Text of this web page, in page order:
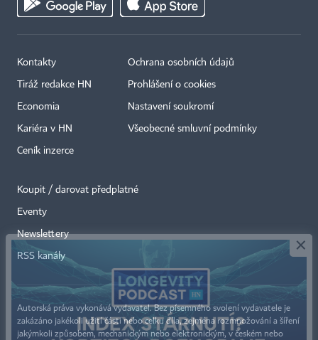
Kontakty
Tiráž redakce HN
Economia
Kariéra v HN
Ceník inzerce
Ochrana osobních údajů
Prohlášení o cookies
Nastavení soukromí
Všeobecné smluvní podmínky
Koupit / darovat předplatné
Eventy
Newslettery
RSS kanály
Autorská práva vykonává vydavatel. Bez písemného svolení vydavatele je
zakázáno jakékoli užití částí nebo celku díla, zejména rozmnožování a šíření
jakýmkoli způsobem, mechanickým nebo elektronickým, v českém nebo